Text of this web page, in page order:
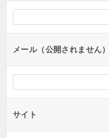
シ
ンメール（公開されません）
サイト